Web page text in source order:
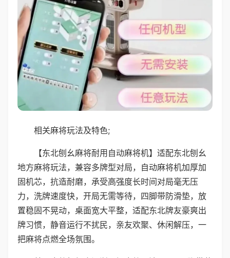
相关麻将玩法及特色;
【东北刨幺麻将耐用自动麻将机】适配东北刨幺
地方麻将玩法，兼容多牌型对局，自动麻将机加厚加
固机芯，抗造耐磨，承受高强度长时间对局毫无压
力，洗牌速度快，开局无需等待，四脚带防滑垫，放
置稳固不晃动，桌面宽大平整，适配东北牌友豪爽出
牌习惯，静音运行不扰民，亲友欢聚、休闲解压，一
把麻将点燃全场氛围。